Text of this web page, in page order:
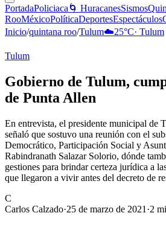
PortadaPoliciaca 🌀 HuracanesSismos
RooMéxicoPolíticaDeportesEspectáculos
Inicio/quintana roo/Tulum☁️25°C· Tulum
Tulum
Gobierno de Tulum,
de Punta Allen
En entrevista, el presidente municipal de
señaló que sostuvo una reunión con el
Democrático, Participación Social y
Rabindranath Salazar Solorio, dónde
gestiones para brindar certeza jurídica a
que llegaron a vivir antes del decreto de
C
Carlos Calzado·25 de marzo de 2021 ·2